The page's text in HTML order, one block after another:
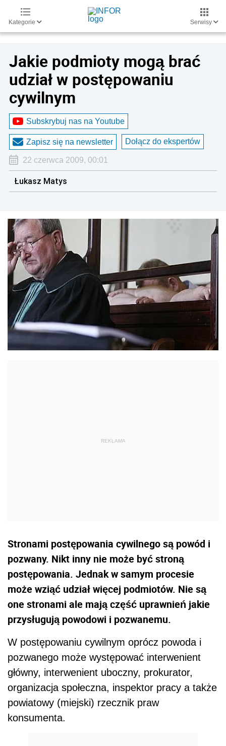
Kategorie Serwisy
Jakie podmioty mogą brać
udział w postępowaniu
cywilnym
Subskrybuj nas na Youtube
Zapisz się na newsletter Dołącz do ekspertów
22 czerwca 2009, 00:01
Łukasz Matys
Stronami postępowania cywilnego są powód i
pozwany. Nikt inny nie może być stroną
postępowania. Jednak w samym procesie
może wziąć udział więcej podmiotów. Nie są
one stronami ale mają część uprawnień jakie
przysługują powodowi i pozwanemu.
W postępowaniu cywilnym oprócz powoda i
pozwanego może występować interwenient
główny, interwenient uboczny, prokurator,
organizacja społeczna, inspektor pracy a także
powiatowy (miejski) rzecznik praw
konsumenta.